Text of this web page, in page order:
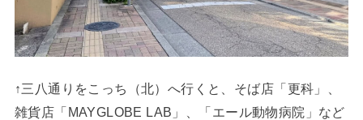
↑三八通りをこっち（北）へ行くと、そば店「更科」、
雑貨店「MAYGLOBE LAB」、「エール動物病院」など